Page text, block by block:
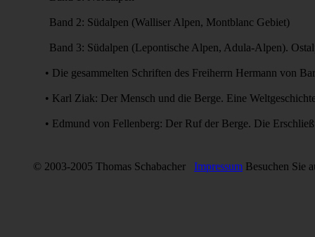
Band 2: Südalpen (Walliser Alpen, Montblanc Gebiet)
Band 3: Südalpen (Lepontische Alpen, Adula-Alpen).
• Die gesammelten Schriften des Freiherrn Hermann von
• Karl Ziak: Der Mensch und die Berge. Eine
• Edmund von Fellenberg: Der Ruf der Berge. Die
© 2003-2005 Thomas Schabacher Impressum Besuchen Sie